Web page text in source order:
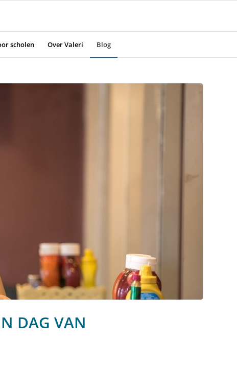
scholen Over Valeri Blog
DAG VAN